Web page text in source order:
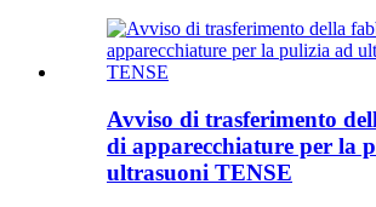
Avviso di trasferimento
di apparecchiature per la
ultrasuoni TENSE